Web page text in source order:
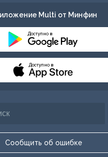
Сообщить об ошибке
Multi от Минфин
Доступно в
Доступно в